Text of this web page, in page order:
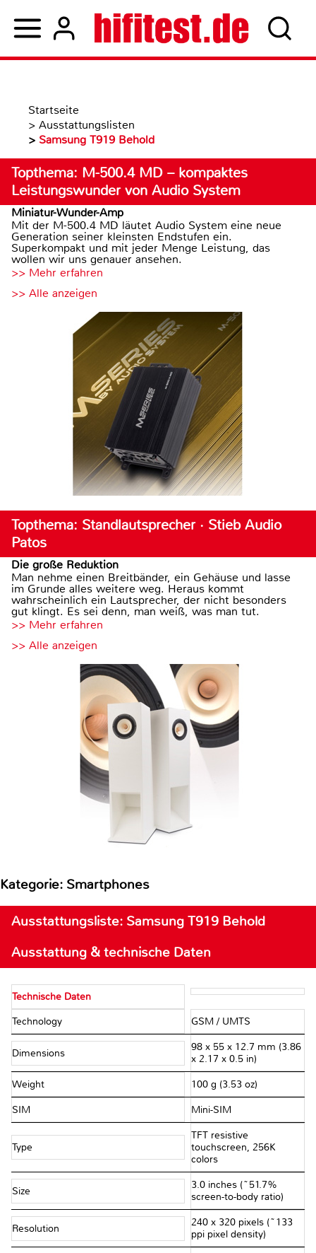
Startseite
> Ausstattungslisten
> Samsung T919 Behold
Topthema: M-500.4 MD – kompaktes
Leistungswunder von Audio System
Miniatur-Wunder-Amp
Mit der M-500.4 MD läutet Audio System eine neue
Generation seiner kleinsten Endstufen ein.
Superkompakt und mit jeder Menge Leistung, das
wollen wir uns genauer ansehen.
>> Mehr erfahren
>> Alle anzeigen
Topthema: Standlautsprecher · Stieb Audio
Patos
Die große Reduktion
Man nehme einen Breitbänder, ein Gehäuse und lasse
im Grunde alles weitere weg. Heraus kommt
wahrscheinlich ein Lautsprecher, der nicht besonders
gut klingt. Es sei denn, man weiß, was man tut.
>> Mehr erfahren
>> Alle anzeigen
Kategorie: Smartphones
Ausstattungsliste: Samsung T919 Behold
Ausstattung & technische Daten
Technische Daten
Technology GSM / UMTS
Dimensions
98 x 55 x 12.7 mm (3.86
x 2.17 x 0.5 in)
Weight 100 g (3.53 oz)
SIM Mini-SIM
Type
TFT resistive
touchscreen, 256K
colors
Size
3.0 inches (~51.7%
screen-to-body ratio)
Resolution
240 x 320 pixels (~133
ppi pixel density)